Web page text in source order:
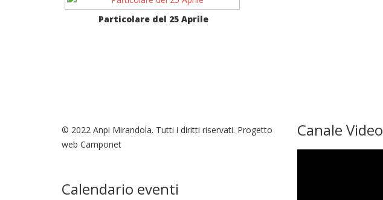
Particolare del 25 Aprile
© 2022 Anpi Mirandola. Tutti i diritti riservati. Progetto
web Camponet
Calendario eventi
Canale Video